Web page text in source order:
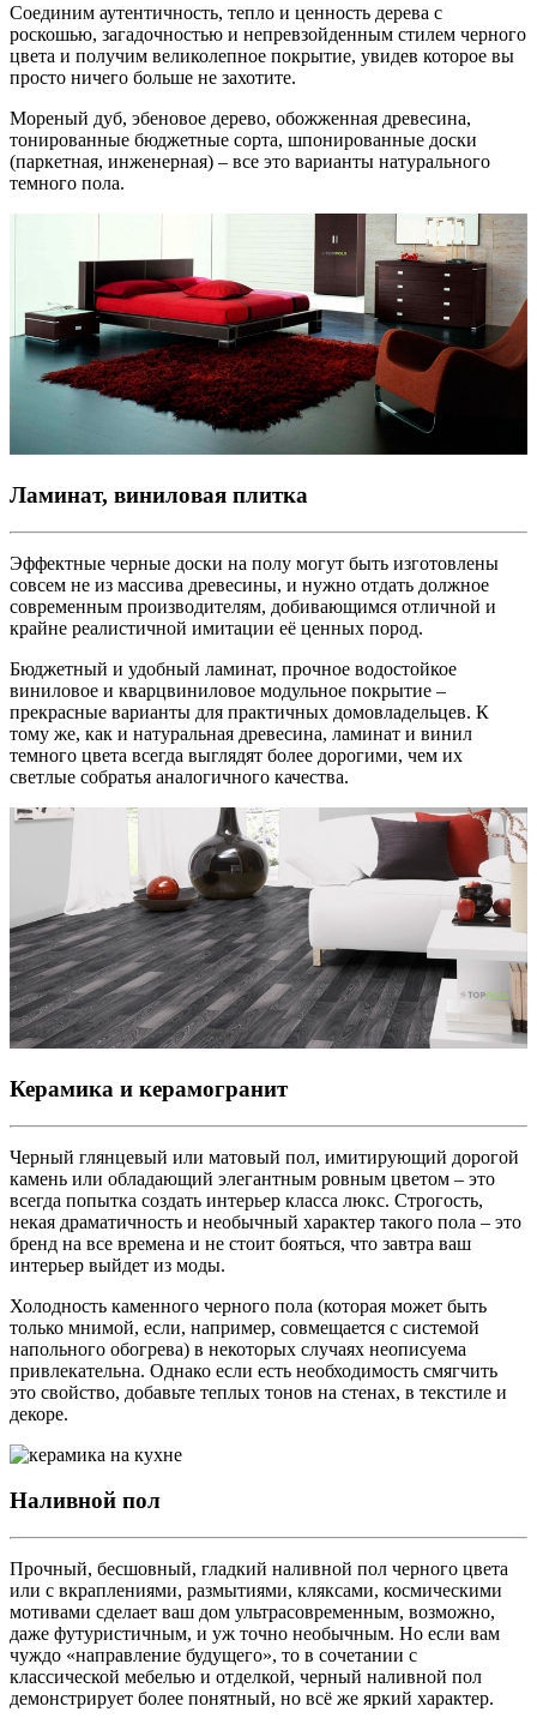
Соединим аутентичность, тепло и ценность дерева с
роскошью, загадочностью и непревзойденным стилем черного
цвета и получим великолепное покрытие, увидев которое вы
просто ничего больше не захотите.
Мореный дуб, эбеновое дерево, обожженная древесина,
тонированные бюджетные сорта, шпонированные доски
(паркетная, инженерная) – все это варианты натурального
темного пола.
Ламинат, виниловая плитка
Эффектные черные доски на полу могут быть изготовлены
совсем не из массива древесины, и нужно отдать должное
современным производителям, добивающимся отличной и
крайне реалистичной имитации её ценных пород.
Бюджетный и удобный ламинат, прочное водостойкое
виниловое и кварцвиниловое модульное покрытие –
прекрасные варианты для практичных домовладельцев. К
тому же, как и натуральная древесина, ламинат и винил
темного цвета всегда выглядят более дорогими, чем их
светлые собратья аналогичного качества.
Керамика и керамогранит
Черный глянцевый или матовый пол, имитирующий дорогой
камень или обладающий элегантным ровным цветом – это
всегда попытка создать интерьер класса люкс. Строгость,
некая драматичность и необычный характер такого пола – это
бренд на все времена и не стоит бояться, что завтра ваш
интерьер выйдет из моды.
Холодность каменного черного пола (которая может быть
только мнимой, если, например, совмещается с системой
напольного обогрева) в некоторых случаях неописуема
привлекательна. Однако если есть необходимость смягчить
это свойство, добавьте теплых тонов на стенах, в текстиле и
декоре.
Наливной пол
Прочный, бесшовный, гладкий наливной пол черного цвета
или с вкраплениями, размытиями, кляксами, космическими
мотивами сделает ваш дом ультрасовременным, возможно,
даже футуристичным, и уж точно необычным. Но если вам
чуждо «направление будущего», то в сочетании с
классической мебелью и отделкой, черный наливной пол
демонстрирует более понятный, но всё же яркий характер.